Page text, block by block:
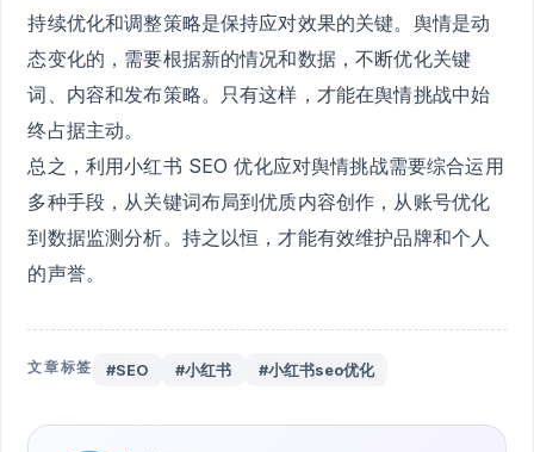
持续优化和调整策略是保持应对效果的关键。舆情是动
态变化的，需要根据新的情况和数据，不断优化关键
词、内容和发布策略。只有这样，才能在舆情挑战中始
终占据主动。
总之，利用小红书 SEO 优化应对舆情挑战需要综合运用
多种手段，从关键词布局到优质内容创作，从账号优化
到数据监测分析。持之以恒，才能有效维护品牌和个人
的声誉。
文章标签 #SEO #小红书 #小红书seo优化